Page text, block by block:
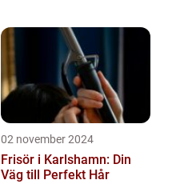
02 november 2024
Frisör i Karlshamn: Din
Väg till Perfekt Hår